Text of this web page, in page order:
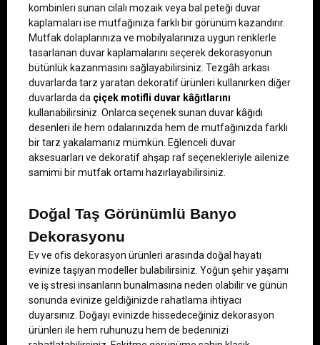
kombinleri sunan cilalı mozaik veya bal peteği duvar
kaplamaları ise mutfağınıza farklı bir görünüm kazandırır.
Mutfak dolaplarınıza ve mobilyalarınıza uygun renklerle
tasarlanan duvar kaplamalarını seçerek dekorasyonun
bütünlük kazanmasını sağlayabilirsiniz. Tezgâh arkası
duvarlarda tarz yaratan dekoratif ürünleri kullanırken diğer
duvarlarda da çiçek motifli duvar kâğıtlarını
kullanabilirsiniz. Onlarca seçenek sunan duvar kâğıdı
desenleri ile hem odalarınızda hem de mutfağınızda farklı
bir tarz yakalamanız mümkün. Eğlenceli duvar
aksesuarları ve dekoratif ahşap raf seçenekleriyle ailenize
samimi bir mutfak ortamı hazırlayabilirsiniz.
Doğal Taş Görünümlü Banyo
Dekorasyonu
Ev ve ofis dekorasyon ürünleri arasında doğal hayatı
evinize taşıyan modeller bulabilirsiniz. Yoğun şehir yaşamı
ve iş stresi insanların bunalmasına neden olabilir ve günün
sonunda evinize geldiğinizde rahatlama ihtiyacı
duyarsınız. Doğayı evinizde hissedeceğiniz dekorasyon
ürünleri ile hem ruhunuzu hem de bedeninizi